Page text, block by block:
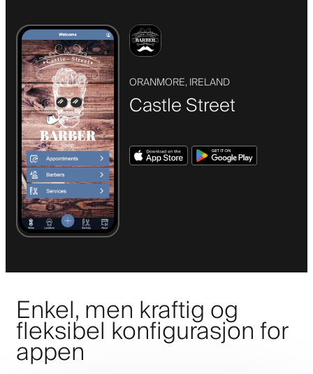
ORANMORE, IRELAND
Castle Street
Enkel, men kraftig og
fleksibel konfigurasjon for
appen